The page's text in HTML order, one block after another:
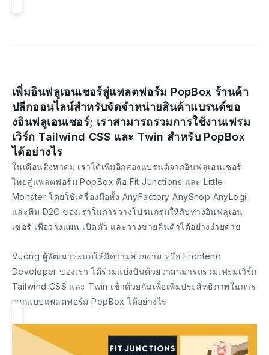
เพิ่มอินฟลูเอนเซอร์สู่แพลตฟอร์ม PopBox ร้านค้า
ปลีกออนไลน์สำหรับจัดจำหน่ายสินค้าแบรนด์ขอ
งอินฟลูเอนเซอร์; เราสามารถรวมการใช้งานเฟรม
เวิร์ก Tailwind CSS และ Twin สำหรับ PopBox
ได้อย่างไร
ในเดือนสิงหาคม เราได้เพิ่มอีกสองแบรนด์จากอินฟลูเอนเซอร์
ไทยสู่แพลตฟอร์ม PopBox คือ Fit Junctions และ Little
Monster โดยใช้เครื่องมือทั้ง AnyFactory AnyShop AnyLogi
และทีม D2C ของเราในการวางโปรแกรมให้กับทางอินฟลูเอน
เซอร์ เพื่อวางแผน เปิดตัว และวางขายสินค้าได้อย่างง่ายดาย
Vuong ผู้พัฒนาระบบให้มีความสวยงาม หรือ Frontend
Developer ของเรา ได้ร่วมแบ่งปันด้วยว่าสามารถรวมเฟรมเวิร์ก
Tailwind CSS และ Twin เข้าด้วยกันเพื่อเพิ่มประสิทธิภาพในการ
ออกแบบแพลตฟอร์ม PopBox ได้อย่างไร